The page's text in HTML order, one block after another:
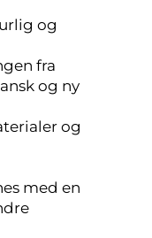
og
fra
og ny
og
med en